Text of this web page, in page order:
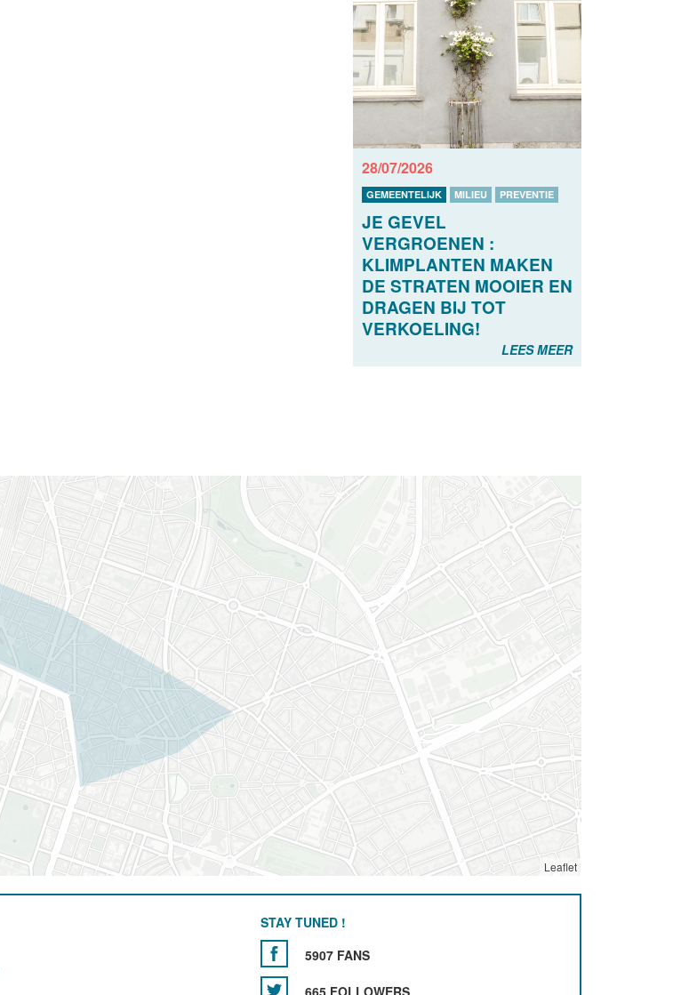
28/07/2026
GEMEENTELIJK MILIEU PREVENTIE
JE GEVEL
VERGROENEN :
KLIMPLANTEN MAKEN
DE STRATEN MOOIER EN
DRAGEN BIJ TOT
VERKOELING!
LEES MEER
Leaflet
STAY TUNED !
5907 FANS
665 FOLLOWERS